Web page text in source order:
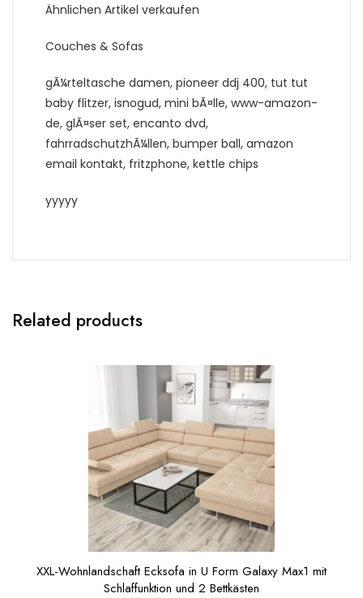
Ähnlichen Artikel verkaufen
Couches & Sofas
gÃ¼rteltasche damen, pioneer ddj 400, tut tut
baby flitzer, isnogud, mini bÃ¤lle, www-amazon-
de, glÃ¤ser set, encanto dvd,
fahrradschutzhÃ¼llen, bumper ball, amazon
email kontakt, fritzphone, kettle chips
yyyyy
Related products
XXL-Wohnlandschaft Ecksofa in U Form Galaxy Max1 mit
Schlaffunktion und 2 Bettkästen